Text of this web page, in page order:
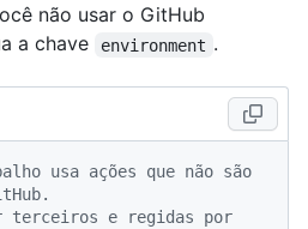
não usar o GitHub
a chave
environment .
usa ações que não são
terceiros e regidas por